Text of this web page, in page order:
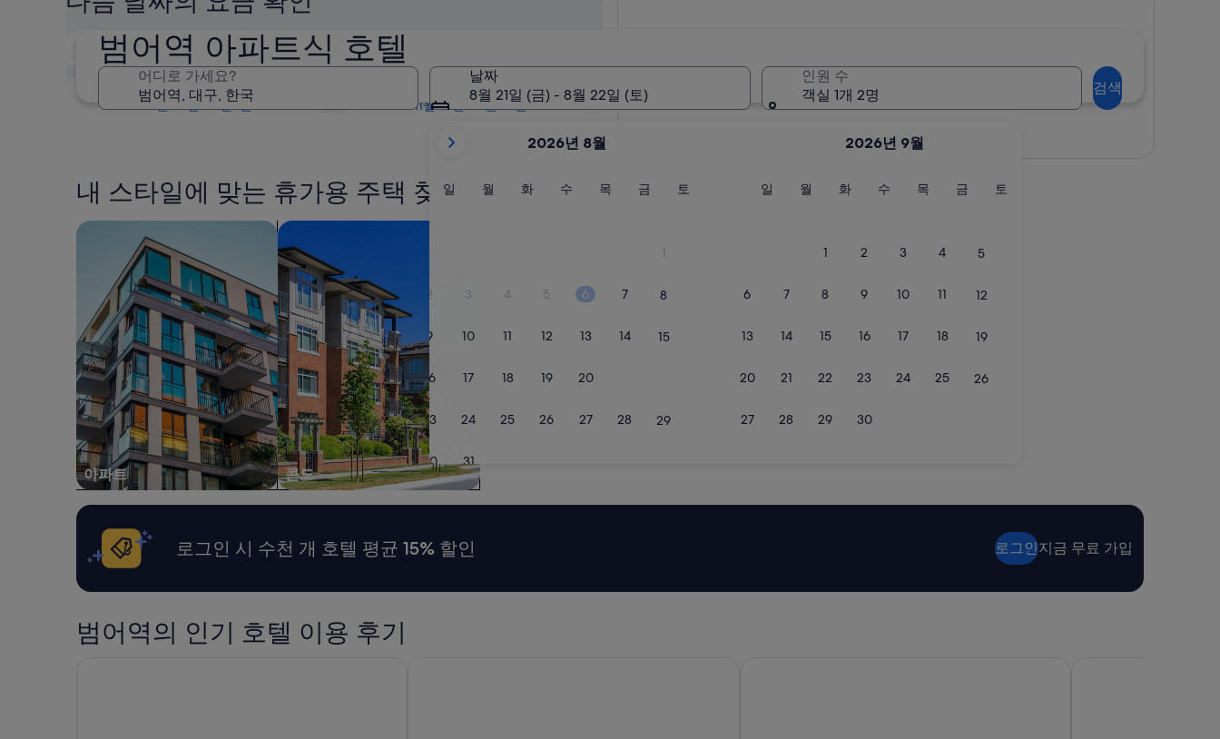
범어역 아파트식 호텔
어디로 가세요?
날짜
8월 21일 (금) - 8월 22일 (토)
August
및
표
고
습
니
다.
2026년 8월
일 월 화화
수수
목목
금금
토
1
2 3 4 5 6 7 8
9 10 11 12 13 14 15
16 17 18 19 20
23 24 25 26 27 28 29
30 31
2026년 9월
일 월 화화
수수
목목
금금
토
1
2 3 4 5
6 7 8 9 10 11 12
13 14 15 16 17 18 19
20 21 22 23 24 25 26
27 28 29 30
인원 수
객실 1개 2명
검색
2주 이내
8월 21일 - 8월 23일
3개월 이내
10월 30일 - 11월 1일
4개월 이내
11월 27일 - 11월 29일
지도로 보기
내 스타일에 맞는 휴가용 주택 찾기
아파트
아파트 검색
콘도
콘도 검색
로그인 시 수천 개 호텔 평균 15% 할인 로그인지금 무료 가입
범어역의 인기 호텔 이용 후기